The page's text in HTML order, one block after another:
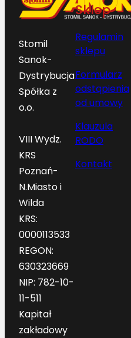
Stomil
Sanok-
Dystrybucja
Spółka z
o.o.
VIII Wydz.
KRS
Poznań-
N.Miasto i
Wilda
KRS:
0000113533
REGON:
630323669
NIP: 782-10-
11-511
Kapitał
zakładowy
Sklep
Regulamin
sklepu
Formularz
odstąpienia
od umowy
Klauzula
RODO
Kontakt